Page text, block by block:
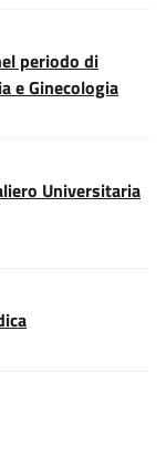
periodo di
e Ginecologia
Universitaria